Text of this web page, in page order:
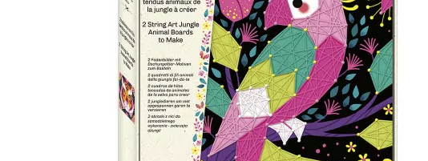
GIOCATTOLI SENSO-
MOTORI
GIOCATTOLI DI
IMITAZIONE
MINI UNIVERSI
PER BAMBINI
PEZZI STACCATI